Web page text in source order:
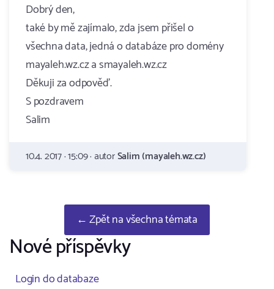
Dobrý den,
také by mě zajímalo, zda jsem přišel o
všechna data, jedná o databáze pro domény
mayaleh.wz.cz a smayaleh.wz.cz
Děkuji za odpověď.
S pozdravem
Salim
10.4. 2017 · 15:09 · autorSalim (mayaleh.wz.cz)
← Zpět na všechna témata
Nové příspěvky
Login do databaze